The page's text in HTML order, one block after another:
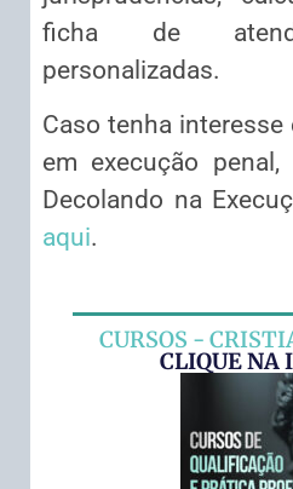
ficha de
personalizadas.
Caso tenha
em execução
Decolando na
aqui.
CURSOS -
CLIQUE NA